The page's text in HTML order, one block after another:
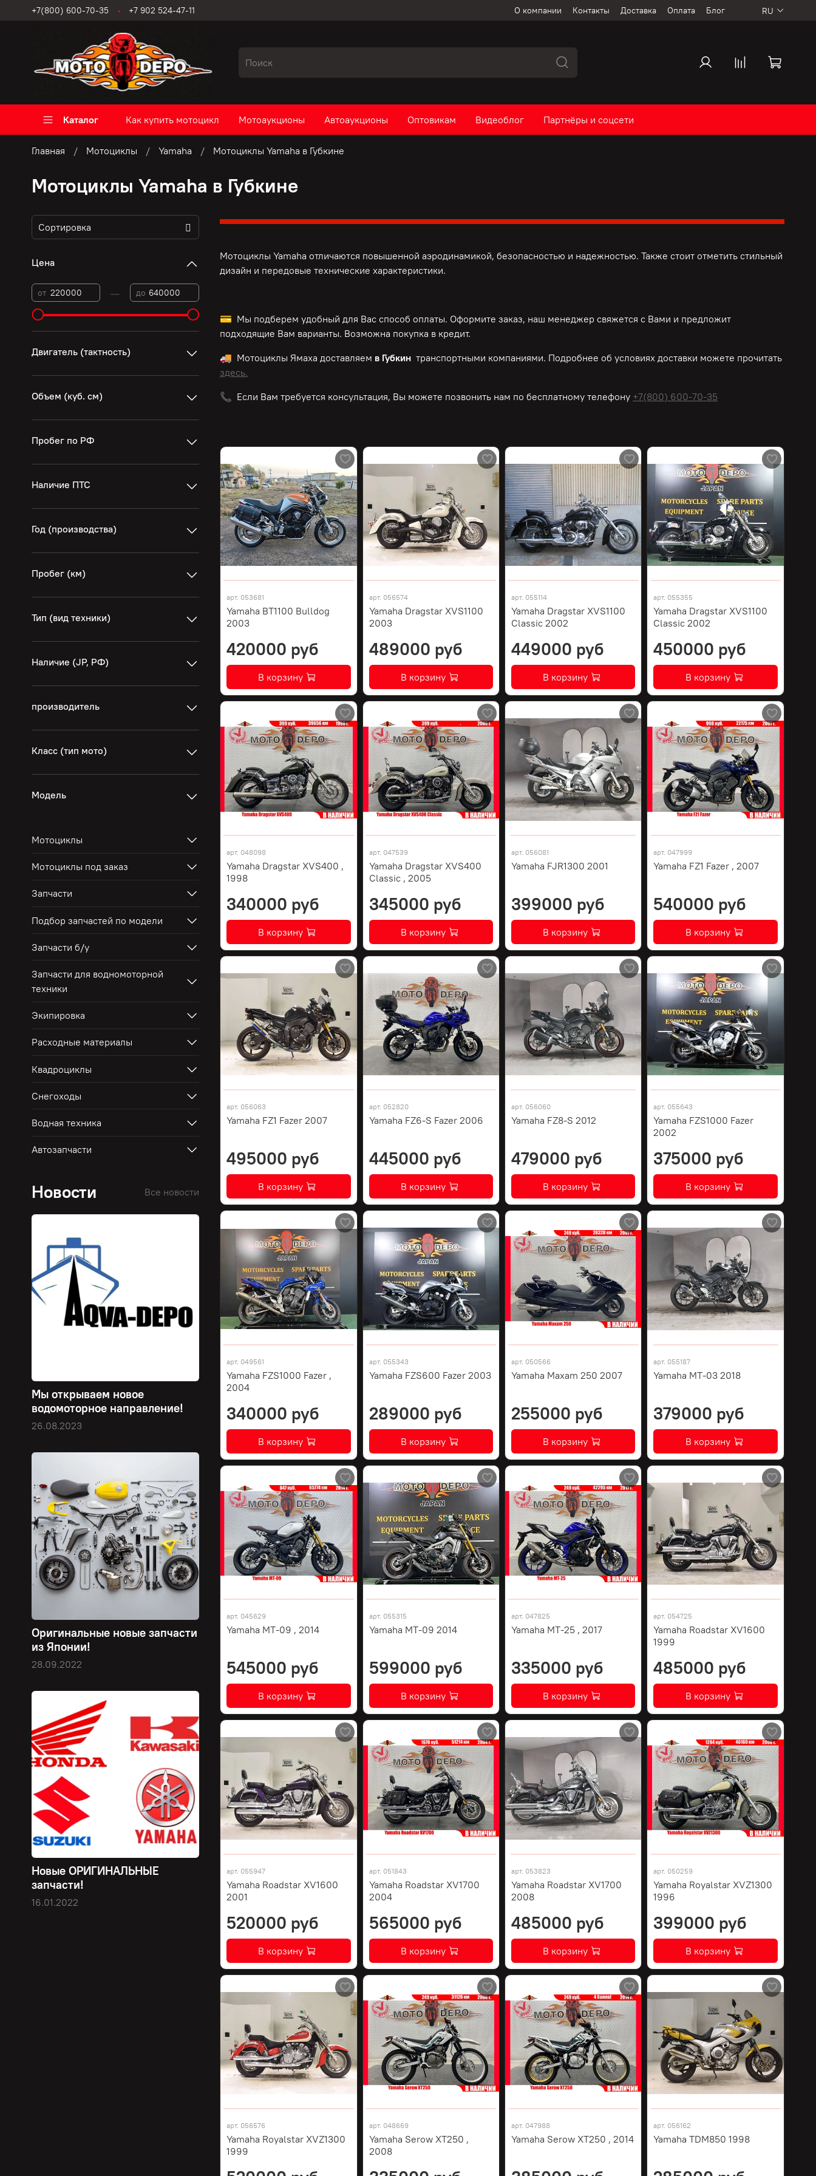
О компании Контакты Доставка Оплата Блог
+7(800) 600-70-35 +7 902 524-47-11 RU
Каталог Как купить мотоцикл Мотоаукционы Автоаукционы Оптовикам Видеоблог Партнёры и соцсети
Главная Мотоциклы Yamaha Мотоциклы Yamaha в Губкине
Мотоциклы Yamaha в Губкине
Мотоциклы Yamaha отличаются повышенной аэродинамикой, безопасностью и надежностью. Также стоит отметить стильный
дизайн и передовые технические характеристики.
💳 Мы подберем удобный для Вас способ оплаты. Оформите заказ, наш менеджер свяжется с Вами и предложит
подходящие Вам варианты. Возможна покупка в кредит.
🚚 Мотоциклы Ямаха доставляем в Губкин транспортными компаниями. Подробнее об условиях доставки можете прочитать
здесь.
📞 Если Вам требуется консультация, Вы можете позвонить нам по бесплатномутелефону +7(800) 600-70-35
арт. 053681
Yamaha BT1100 Bulldog
2003
420000 руб
В корзину
арт. 056574
Yamaha Dragstar XVS1100
2003
489000 руб
В корзину
арт. 055114
Yamaha Dragstar XVS1100
Classic 2002
449000 руб
В корзину
арт. 055355
Yamaha Dragstar XVS1100
Classic 2002
450000 руб
В корзину
арт. 048098
Yamaha Dragstar XVS400 ,
1998
340000 руб
В корзину
арт. 047539
Yamaha Dragstar XVS400
Classic , 2005
345000 руб
В корзину
арт. 056081
Yamaha FJR1300 2001
399000 руб
В корзину
арт. 047999
Yamaha FZ1 Fazer , 2007
540000 руб
В корзину
арт. 056063
Yamaha FZ1 Fazer 2007
495000 руб
В корзину
арт. 052820
Yamaha FZ6-S Fazer 2006
445000 руб
В корзину
арт. 056060
Yamaha FZ8-S 2012
479000 руб
В корзину
арт. 055643
Yamaha FZS1000 Fazer
2002
375000 руб
В корзину
арт. 049561
Yamaha FZS1000 Fazer ,
2004
340000 руб
В корзину
арт. 055343
Yamaha FZS600 Fazer 2003
289000 руб
В корзину
арт. 050566
Yamaha Maxam 250 2007
255000 руб
В корзину
арт. 055187
Yamaha MT-03 2018
379000 руб
В корзину
арт. 045629
Yamaha MT-09 , 2014
545000 руб
В корзину
арт. 055315
Yamaha MT-09 2014
599000 руб
В корзину
арт. 047825
Yamaha MT-25 , 2017
335000 руб
В корзину
арт. 054725
Yamaha Roadstar XV1600
1999
485000 руб
В корзину
арт. 055947
Yamaha Roadstar XV1600
2001
520000 руб
В корзину
арт. 051843
Yamaha Roadstar XV1700
2004
565000 руб
В корзину
арт. 053823
Yamaha Roadstar XV1700
2008
485000 руб
В корзину
арт. 050259
Yamaha Royalstar XVZ1300
1996
399000 руб
В корзину
арт. 056576
Yamaha Royalstar XVZ1300
1999
арт. 048669
Yamaha Serow XT250 ,
2008
арт. 047988
Yamaha Serow XT250 , 2014
арт. 056162
Yamaha TDM850 1998
Цена
от — до
Двигатель (тактность)
Объем (куб. см)
Пробег по РФ
Наличие ПТС
Год (производства)
Пробег (км)
Тип (вид техники)
Наличие (JP, РФ)
производитель
Класс (тип мото)
Модель
Мотоциклы
Мотоциклы под заказ
Запчасти
Подбор запчастей по модели
Запчасти б/у
Запчасти для водномоторной
техники
Экипировка
Расходные материалы
Квадроциклы
Снегоходы
Водная техника
Автозапчасти
Новости Все новости
Мы открываем новое
водомоторное направление!
26.08.2023
Оригинальные новые запчасти
из Японии!
28.09.2022
Новые ОРИГИНАЛЬНЫЕ
запчасти!
16.01.2022